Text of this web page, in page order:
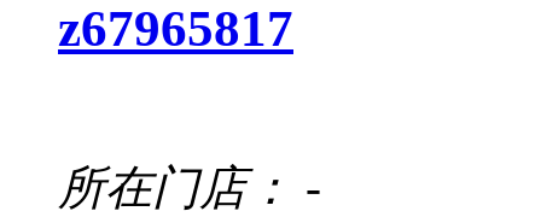
z67965817
所在门店： -